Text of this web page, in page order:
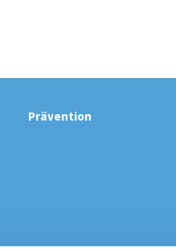
Prävention